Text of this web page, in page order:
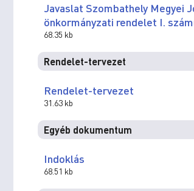
Javaslat Szombathely Megyei
önkormányzati rendelet I.
68.35 kb
Rendelet-tervezet
Rendelet-tervezet
31.63 kb
Egyéb dokumentum
Indoklás
68.51 kb